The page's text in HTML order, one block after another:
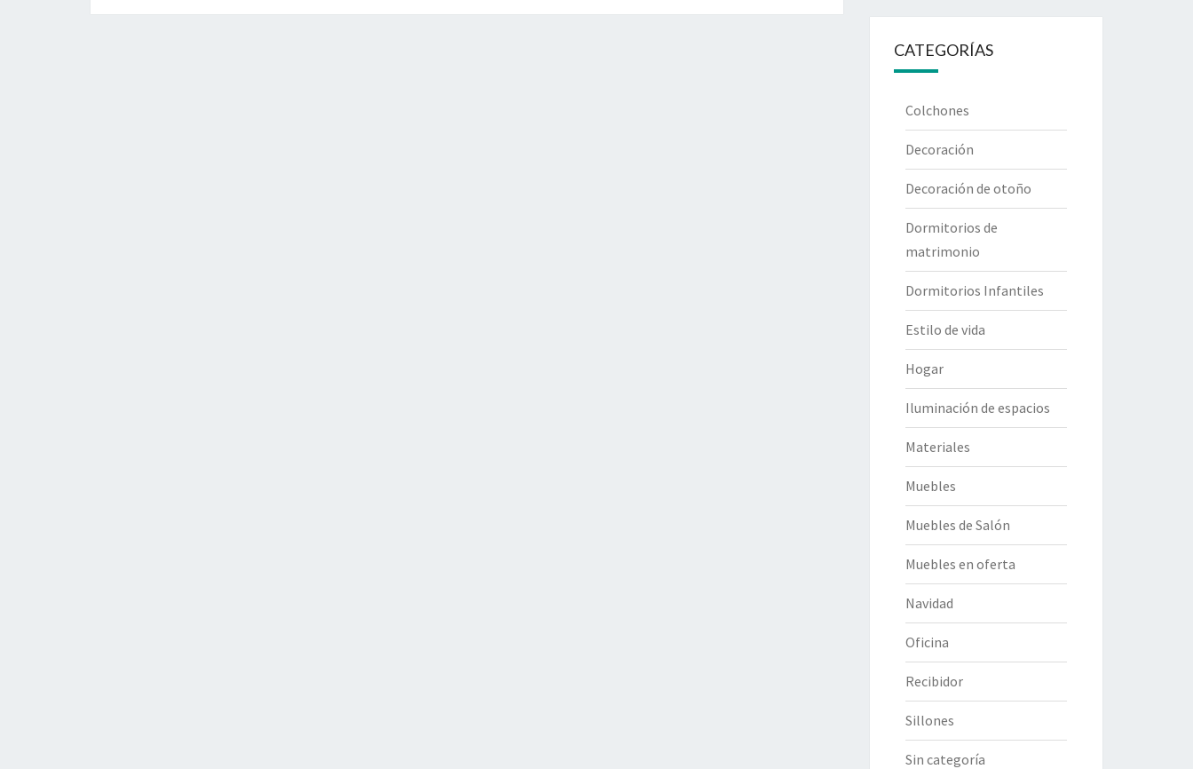
CATEGORÍAS
Colchones
Decoración
Decoración de otoño
Dormitorios de
matrimonio
Dormitorios Infantiles
Estilo de vida
Hogar
Iluminación de espacios
Materiales
Muebles
Muebles de Salón
Muebles en oferta
Navidad
Oficina
Recibidor
Sillones
Sin categoría